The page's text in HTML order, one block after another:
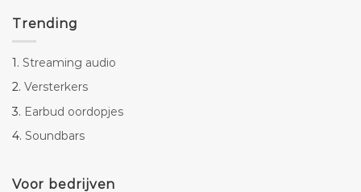
Trending
1. Streaming audio
2. Versterkers
3. Earbud oordopjes
4. Soundbars
Voor bedrijven